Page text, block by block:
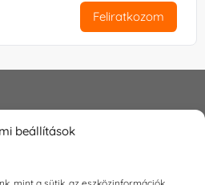
beállítások
Feliratkozom